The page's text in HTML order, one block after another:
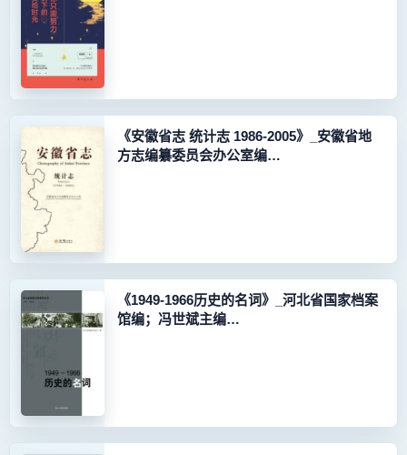
《安徽省志 统计志 1986-2005》_安徽省地
方志编纂委员会办公室编
《1949-1966历史的名词》_河北省国家档案
馆编；冯世斌主编